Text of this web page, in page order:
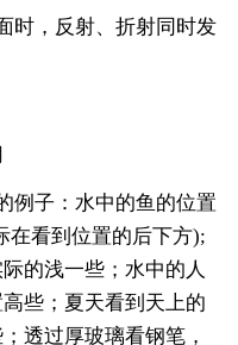
时，反射、折射同时发
例子：水中的鱼的位置
在看到位置的后下方);
的浅一些；水中的人
些；夏天看到天上的
透过厚玻璃看钢笔，